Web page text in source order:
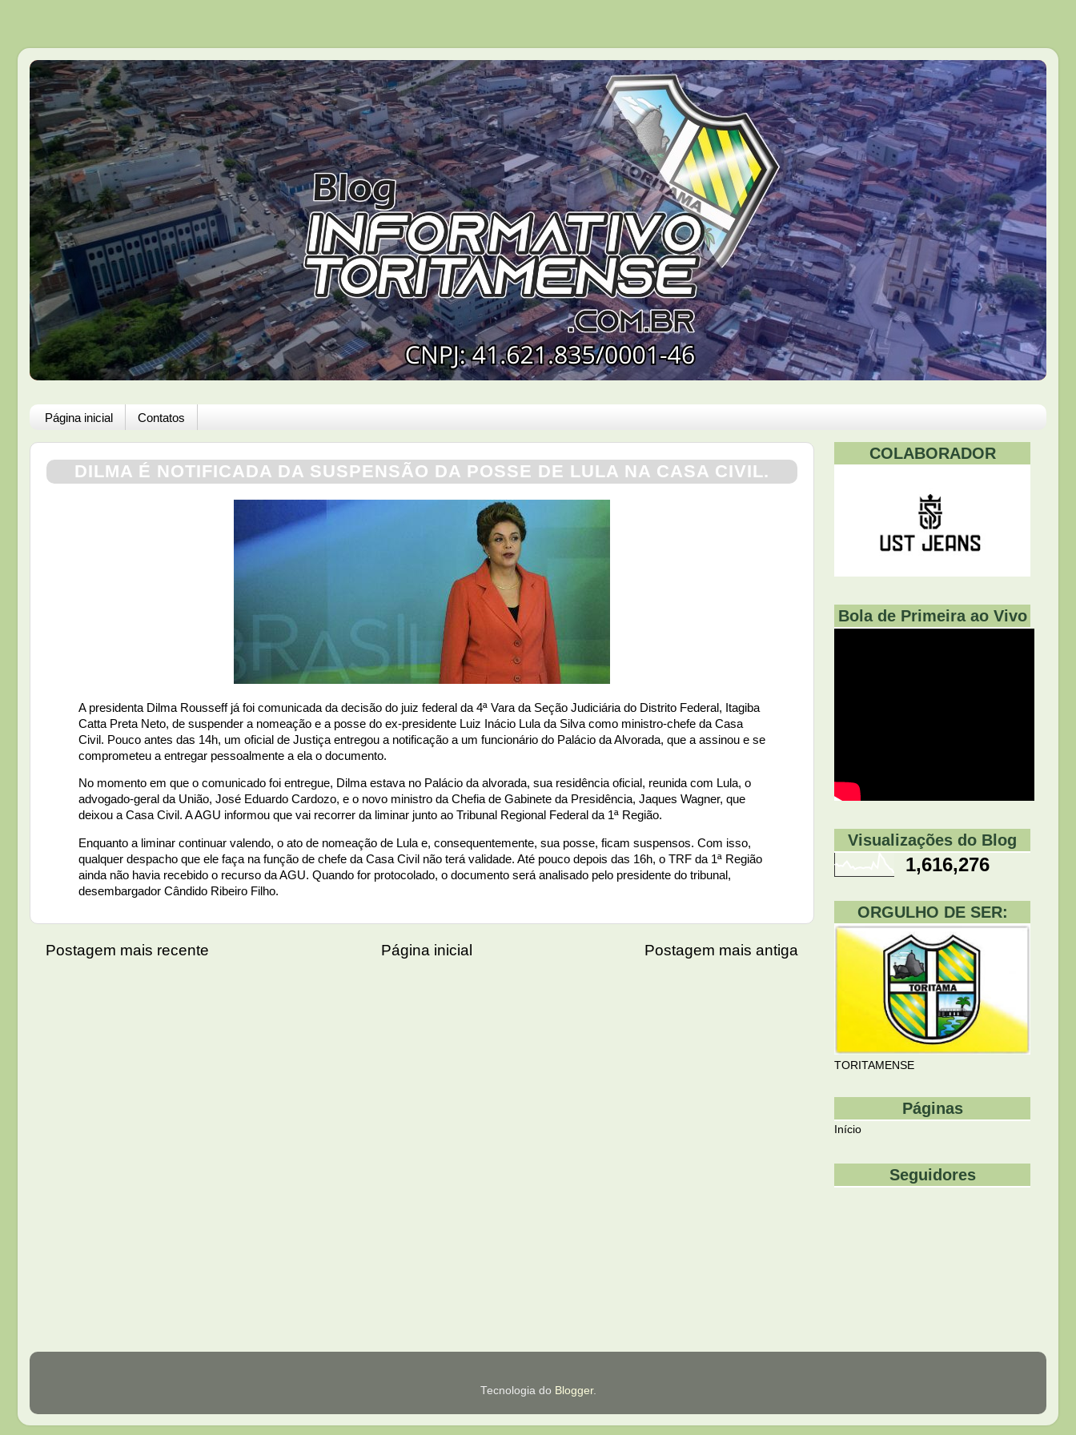
Página inicial Contatos
DILMA É NOTIFICADA DA SUSPENSÃO DA POSSE DE LULA NA CASA CIVIL.
A presidenta Dilma Rousseff já foi comunicada da decisão do juiz federal da 4ª Vara da Seção Judiciária do Distrito Federal, Itagiba
Catta Preta Neto, de suspender a nomeação e a posse do ex-presidente Luiz Inácio Lula da Silva como ministro-chefe da Casa
Civil. Pouco antes das 14h, um oficial de Justiça entregou a notificação a um funcionário do Palácio da Alvorada, que a assinou e se
comprometeu a entregar pessoalmente a ela o documento.
No momento em que o comunicado foi entregue, Dilma estava no Palácio da alvorada, sua residência oficial, reunida com Lula, o
advogado-geral da União, José Eduardo Cardozo, e o novo ministro da Chefia de Gabinete da Presidência, Jaques Wagner, que
deixou a Casa Civil. A AGU informou que vai recorrer da liminar junto ao Tribunal Regional Federal da 1ª Região.
Enquanto a liminar continuar valendo, o ato de nomeação de Lula e, consequentemente, sua posse, ficam suspensos. Com isso,
qualquer despacho que ele faça na função de chefe da Casa Civil não terá validade. Até pouco depois das 16h, o TRF da 1ª Região
ainda não havia recebido o recurso da AGU. Quando for protocolado, o documento será analisado pelo presidente do tribunal,
desembargador Cândido Ribeiro Filho.
Postagem mais recente Postagem mais antiga
Página inicial
COLABORADOR
Bola de Primeira ao Vivo
Visualizações do Blog
1,616,276
ORGULHO DE SER:
TORITAMENSE
Páginas
Início
Seguidores
Tecnologia do Blogger.